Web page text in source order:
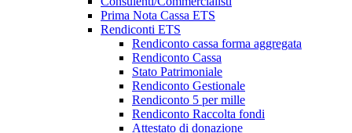
Prima Nota Cassa ETS
Rendiconti ETS
Rendiconto cassa forma aggregata
Rendiconto Cassa
Stato Patrimoniale
Rendiconto Gestionale
Rendiconto 5 per mille
Rendiconto Raccolta fondi
Attestato di donazione